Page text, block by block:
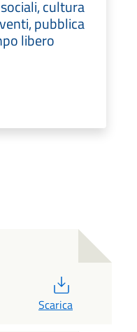
cultura
pubblica
libero
Scarica